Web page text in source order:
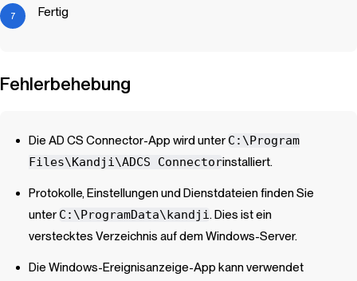
Fertig
Fehlerbehebung
Die AD CS Connector-App wird unter C:\Program
Files\Kandji\ADCS Connectorinstalliert.
Protokolle, Einstellungen und Dienstdateien finden Sie
unter C:\ProgramData\kandji. Dies ist ein
verstecktes Verzeichnis auf dem Windows-Server.
Die Windows-Ereignisanzeige-App kann verwendet